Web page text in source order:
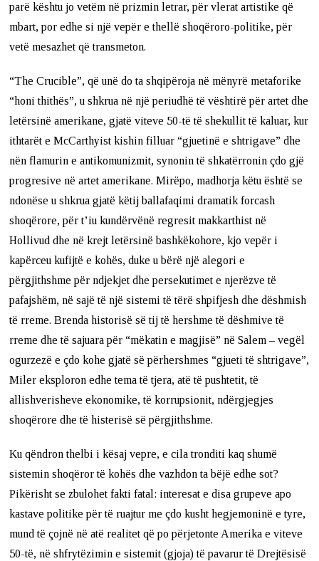
parë kështu jo vetëm në prizmin letrar, për vlerat artistike që
mbart, por edhe si një vepër e thellë shoqëroro-politike, për
vetë mesazhet që transmeton.
“The Crucible”, që unë do ta shqipëroja në mënyrë metaforike
“honi thithës”, u shkrua në një periudhë të vështirë për artet dhe
letërsinë amerikane, gjatë viteve 50-të të shekullit të kaluar, kur
ithtarët e McCarthyist kishin filluar “gjuetinë e shtrigave” dhe
nën flamurin e antikomunizmit, synonin të shkatërronin çdo gjë
progresive në artet amerikane. Mirëpo, madhorja këtu është se
ndonëse u shkrua gjatë këtij ballafaqimi dramatik forcash
shoqërore, për t’iu kundërvënë regresit makkarthist në
Hollivud dhe në krejt letërsinë bashkëkohore, kjo vepër i
kapërceu kufijtë e kohës, duke u bërë një alegori e
përgjithshme për ndjekjet dhe persekutimet e njerëzve të
pafajshëm, në sajë të një sistemi të tërë shpifjesh dhe dëshmish
të rreme. Brenda historisë së tij të hershme të dëshmive të
rreme dhe të sajuara për “mëkatin e magjisë” në Salem – vegël
ogurzezë e çdo kohe gjatë së përhershmes “gjueti të shtrigave”,
Miler eksploron edhe tema të tjera, atë të pushtetit, të
allishverisheve ekonomike, të korrupsionit, ndërgjegjes
shoqërore dhe të histerisë së përgjithshme.
Ku qëndron thelbi i kësaj vepre, e cila tronditi kaq shumë
sistemin shoqëror të kohës dhe vazhdon ta bëjë edhe sot?
Pikërisht se zbulohet fakti fatal: interesat e disa grupeve apo
kastave politike për të ruajtur me çdo kusht hegjemoninë e tyre,
mund të çojnë në atë realitet që po përjetonte Amerika e viteve
50-të, në shfrytëzimin e sistemit (gjoja) të pavarur të Drejtësisë